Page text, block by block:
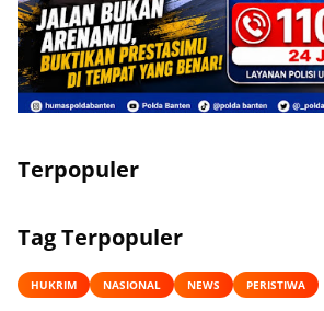
Terpopuler
Tag Terpopuler
HUKRIM NASIONAL NEWS PERISTIWA